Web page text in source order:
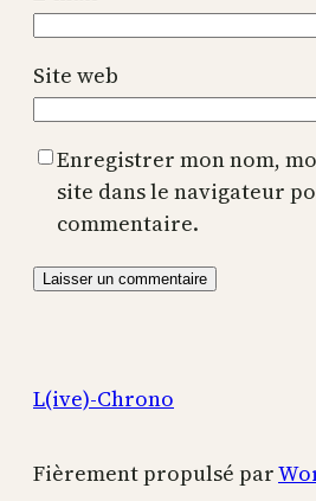
Site web
Enregistrer mon nom,
site dans le navigateur
commentaire.
L(ive)-Chrono
Fièrement propulsé par